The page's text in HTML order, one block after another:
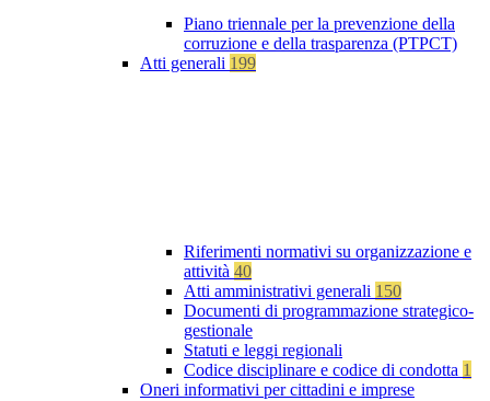
Piano triennale per la prevenzione della
corruzione e della trasparenza (PTPCT)
Atti generali 199
Riferimenti normativi su organizzazione e
attività 40
Atti amministrativi generali 150
Documenti di programmazione strategico-
gestionale
Statuti e leggi regionali
Codice disciplinare e codice di condotta 1
Oneri informativi per cittadini e imprese